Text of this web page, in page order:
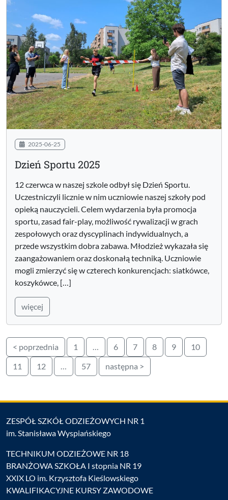
2025-06-25
Dzień Sportu 2025
12 czerwca w naszej szkole odbył się Dzień Sportu.
Uczestniczyli licznie w nim uczniowie naszej szkoły pod
opieką nauczycieli. Celem wydarzenia była promocja
sportu, zasad fair-play, możliwość rywalizacji w grach
zespołowych oraz dyscyplinach indywidualnych, a
przede wszystkim dobra zabawa. Młodzież wykazała się
zaangażowaniem oraz doskonałą techniką. Uczniowie
mogli zmierzyć się w czterech konkurencjach: siatkówce,
koszykówce, […]
więcej
Stronicowanie
wpisów
< poprzednia 1 … 6 7 8 9
10
11
12 … 57 następna >
ZESPÓŁ SZKÓŁ ODZIEŻOWYCH NR 1
im. Stanisława Wyspiańskiego
TECHNIKUM ODZIEŻOWE NR 18
BRANŻOWA SZKOŁA I stopnia NR 19
XXIX LO im. Krzysztofa Kieślowskiego
KWALIFIKACYJNE KURSY ZAWODOWE